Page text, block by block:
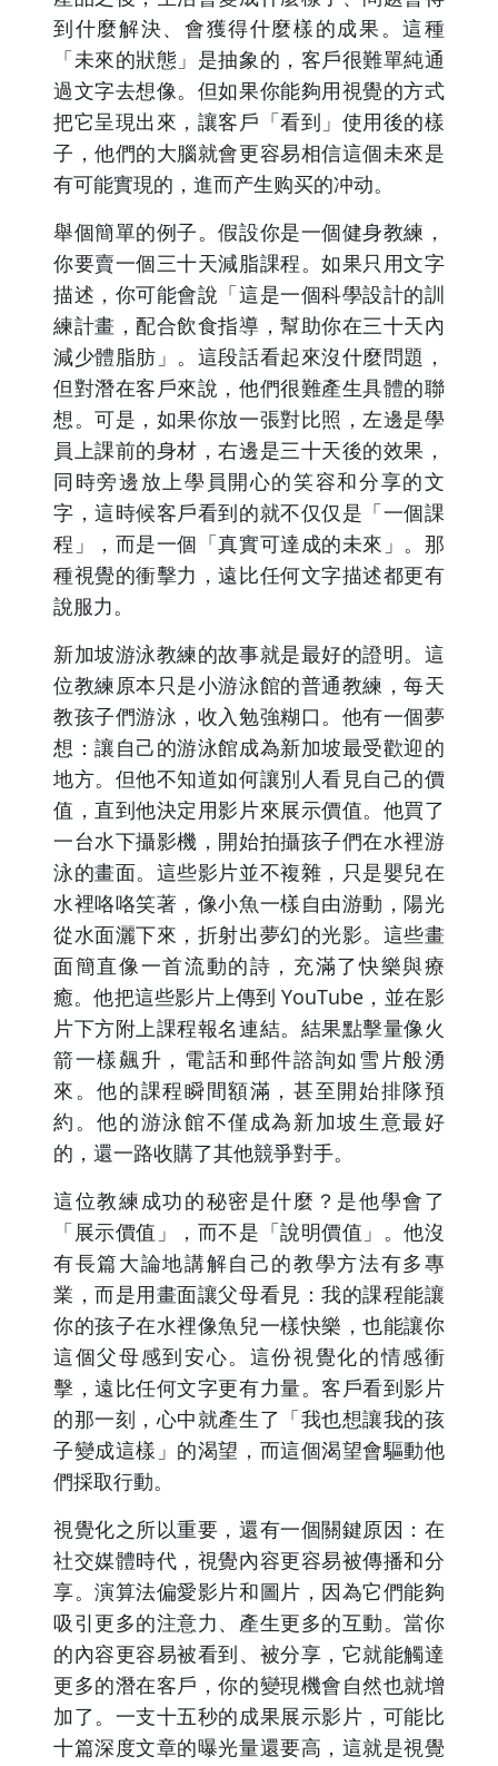
到什麼解決、會獲得什麼樣的成果。這種
「未來的狀態」是抽象的，客戶很難單純通
過文字去想像。但如果你能夠用視覺的方式
把它呈現出來，讓客戶「看到」使用後的樣
子，他們的大腦就會更容易相信這個未來是
有可能實現的，進而产生购买的冲动。
舉個簡單的例子。假設你是一個健身教練，
你要賣一個三十天減脂課程。如果只用文字
描述，你可能會說「這是一個科學設計的訓
練計畫，配合飲食指導，幫助你在三十天內
減少體脂肪」。這段話看起來沒什麼問題，
但對潛在客戶來說，他們很難產生具體的聯
想。可是，如果你放一張對比照，左邊是學
員上課前的身材，右邊是三十天後的效果，
同時旁邊放上學員開心的笑容和分享的文
字，這時候客戶看到的就不仅仅是「一個課
程」，而是一個「真實可達成的未來」。那
種視覺的衝擊力，遠比任何文字描述都更有
說服力。
新加坡游泳教練的故事就是最好的證明。這
位教練原本只是小游泳館的普通教練，每天
教孩子們游泳，收入勉強糊口。他有一個夢
想：讓自己的游泳館成為新加坡最受歡迎的
地方。但他不知道如何讓別人看見自己的價
值，直到他決定用影片來展示價值。他買了
一台水下攝影機，開始拍攝孩子們在水裡游
泳的畫面。這些影片並不複雜，只是嬰兒在
水裡咯咯笑著，像小魚一樣自由游動，陽光
從水面灑下來，折射出夢幻的光影。這些畫
面簡直像一首流動的詩，充滿了快樂與療
癒。他把這些影片上傳到 YouTube，並在影
片下方附上課程報名連結。結果點擊量像火
箭一樣飆升，電話和郵件諮詢如雪片般湧
來。他的課程瞬間額滿，甚至開始排隊預
約。他的游泳館不僅成為新加坡生意最好
的，還一路收購了其他競爭對手。
這位教練成功的秘密是什麼？是他學會了
「展示價值」，而不是「說明價值」。他沒
有長篇大論地講解自己的教學方法有多專
業，而是用畫面讓父母看見：我的課程能讓
你的孩子在水裡像魚兒一樣快樂，也能讓你
這個父母感到安心。這份視覺化的情感衝
擊，遠比任何文字更有力量。客戶看到影片
的那一刻，心中就產生了「我也想讓我的孩
子變成這樣」的渴望，而這個渴望會驅動他
們採取行動。
視覺化之所以重要，還有一個關鍵原因：在
社交媒體時代，視覺內容更容易被傳播和分
享。演算法偏愛影片和圖片，因為它們能夠
吸引更多的注意力、產生更多的互動。當你
的內容更容易被看到、被分享，它就能觸達
更多的潛在客戶，你的變現機會自然也就增
加了。一支十五秒的成果展示影片，可能比
十篇深度文章的曝光量還要高，這就是視覺